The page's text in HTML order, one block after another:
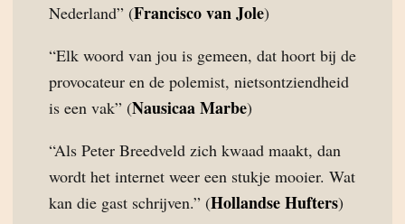
Nederland” (Francisco van Jole)
“Elk woord van jou is gemeen, dat hoort bij de
provocateur en de polemist, nietsontziendheid
is een vak” (Nausicaa Marbe)
“Als Peter Breedveld zich kwaad maakt, dan
wordt het internet weer een stukje mooier. Wat
kan die gast schrijven.” (Hollandse Hufters)